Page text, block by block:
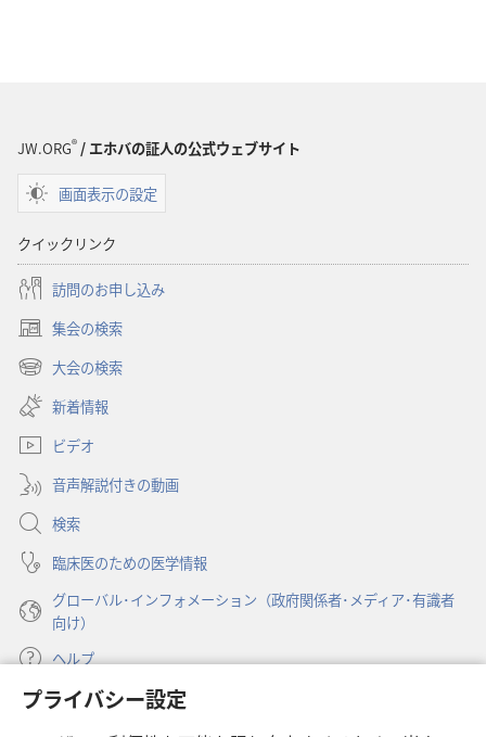
プライバシー設定
JW.ORG®/ エホバの証人の公式ウェブサイト
画面表示の設定
クイックリンク
訪問のお申し込み
集会の検索
（新
し
タ
で
開
く）
大会の検索
（新
し
い
タ
ブ
で
開
く）
新着情報
ビデオ
音声解説付きの動画
検索
臨床医のための医学情報
グローバル･インフォメーション（政府関係者･メディア･有識者
向け）
ヘルプ
寄付